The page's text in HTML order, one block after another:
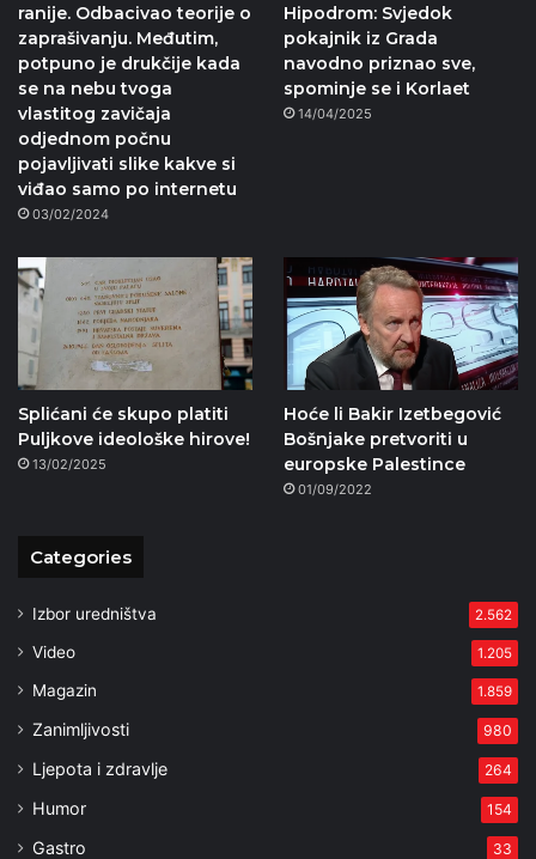
ranije. Odbacivao teorije o
zaprašivanju. Međutim,
potpuno je drukčije kada
se na nebu tvoga
vlastitog zavičaja
odjednom počnu
pojavljivati slike kakve si
viđao samo po internetu
03/02/2024
Hipodrom: Svjedok
pokajnik iz Grada
navodno priznao sve,
spominje se i Korlaet
14/04/2025
Splićani će skupo platiti
Puljkove ideološke hirove!
13/02/2025
Hoće li Bakir Izetbegović
Bošnjake pretvoriti u
europske Palestince
01/09/2022
Categories
Izbor uredništva 2.562
Video 1.205
Magazin 1.859
Zanimljivosti 980
Ljepota i zdravlje 264
Humor 154
Gastro 33